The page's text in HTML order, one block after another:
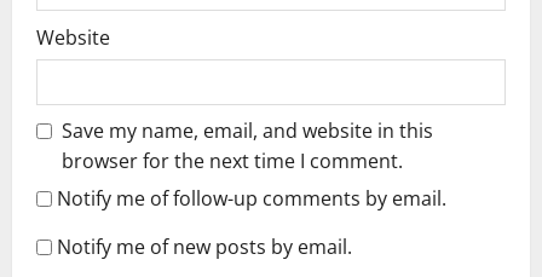
Website
Save my name, email, and website in this
browser for the next time I comment.
Notify me of follow-up comments by email.
Notify me of new posts by email.